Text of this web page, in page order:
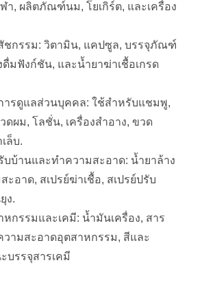
า, ผลิตภัณฑ์นม, โยเกิร์ต, และเครื่อง
ชกรรม: วิตามิน, แคปซูล, บรรจุภัณฑ์
ดื่มฟังก์ชัน, และน้ำยาฆ่าเชื้อเกรด
ารดูแลส่วนบุคคล: ใช้สำหรับแชมพู,
ดผม, โลชั่น, เครื่องสำอาง, ขวด
ล็บ.
บ้านและทำความสะอาด: น้ำยาล้าง
ะอาด, สเปรย์ฆ่าเชื้อ, สเปรย์ปรับ
ง.
กรรมและเคมี: น้ำมันเครื่อง, สาร
ามสะอาดอุตสาหกรรม, สีและ
บรรจุสารเคมี